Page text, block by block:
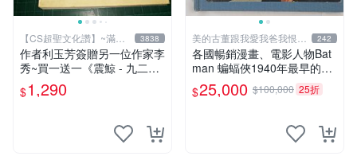
【CS超聖文化讚】~滿千
元送運
3838
作者利玉芳簽贈另一位作家李
秀~買一送一《震鯨 - 九二一
大地震二週年紀念詩專輯》女
鯨詩社編 (贈 利玉芳小詩集)
$1,290
美的古董跟我愛我爸我恨壞
人
242
各國暢銷漫畫、電影人物Bat
man 蝙蝠俠1940年最早的創
作者，這本書是Batman and
me 是Bob Kane 1990年出的
$25,000 $100,000 25折